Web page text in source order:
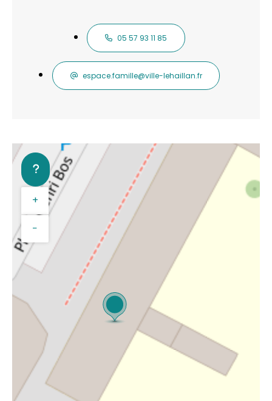
05 57 93 11 85
espace.famille@ville-lehaillan.fr
+
−